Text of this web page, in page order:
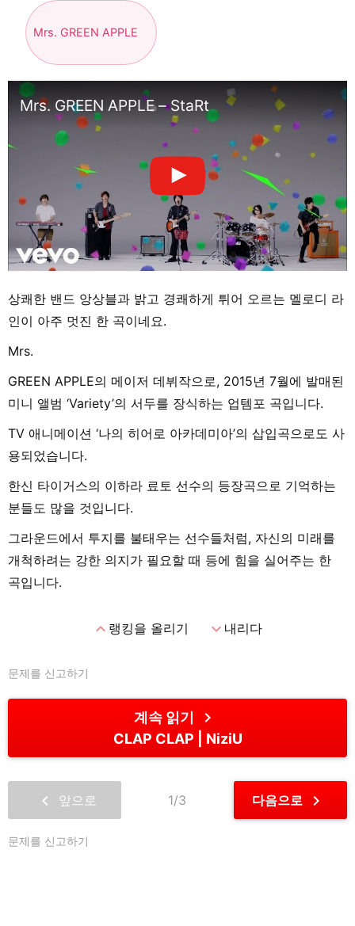
Mrs. GREEN APPLE
Mrs. GREEN APPLE – StaRt
상쾌한 밴드 앙상블과 밝고 경쾌하게 튀어 오르는 멜로디 라
인이 아주 멋진 한 곡이네요.
Mrs.
GREEN APPLE의 메이저 데뷔작으로, 2015년 7월에 발매된
미니 앨범 ‘Variety’의 서두를 장식하는 업템포 곡입니다.
TV 애니메이션 ‘나의 히어로 아카데미아’의 삽입곡으로도 사
용되었습니다.
한신 타이거스의 이하라 료토 선수의 등장곡으로 기억하는
분들도 많을 것입니다.
그라운드에서 투지를 불태우는 선수들처럼, 자신의 미래를
개척하려는 강한 의지가 필요할 때 등에 힘을 실어주는 한
곡입니다.
expand_less랭킹을 올리기 expand_more내리다
문제를 신고하기
계속 읽기 chevron_right
CLAP CLAP NiziU
chevron_left 앞으로 1/3 다음으로 chevron_right
문제를 신고하기